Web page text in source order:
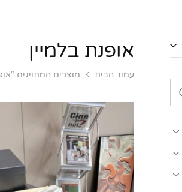
אופנת בלמיין
עמוד הבית מוצרים המתויגים